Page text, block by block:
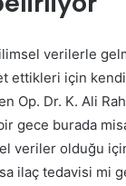
verilerle
ettikleri için
Op. Dr. K. Ali
gece burada
veriler olduğu
ilaç tedavisi mi